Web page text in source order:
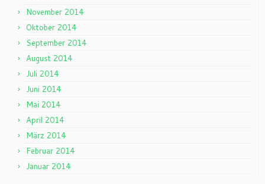
November 2014
Oktober 2014
September 2014
August 2014
Juli 2014
Juni 2014
Mai 2014
April 2014
März 2014
Februar 2014
Januar 2014